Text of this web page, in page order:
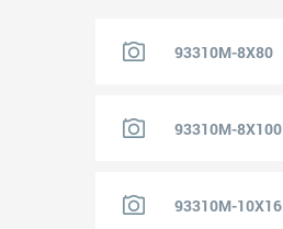
93310M-8X80
93310M-8X100
93310M-10X16